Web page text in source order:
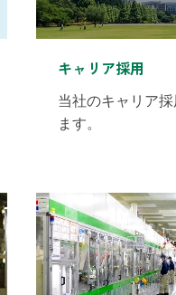
キャリア採用
当社のキャリア
ます。